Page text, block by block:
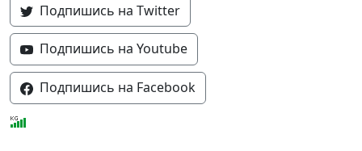
Подпишись на Twitter
Подпишись на Youtube
Подпишись на Facebook